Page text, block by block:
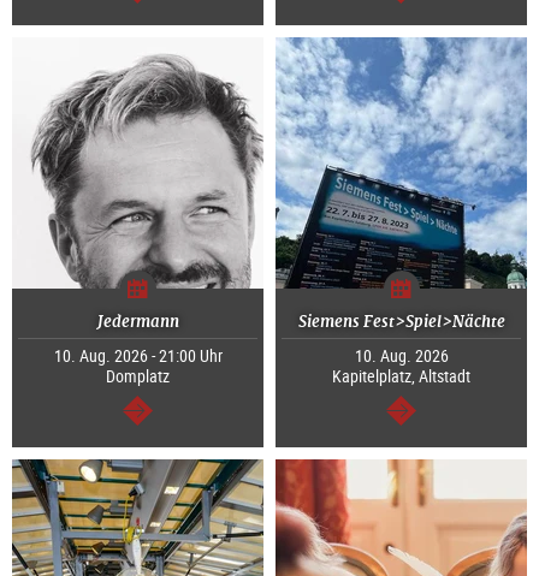
weiter weiter
Jedermann
10. Aug. 2026 - 21:00 Uhr
Domplatz
weiter
Siemens Fest>Spiel>Nächte
10. Aug. 2026
Kapitelplatz, Altstadt
weiter